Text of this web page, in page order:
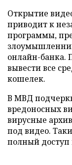
Открытие
приводит к
программы,
онлайн-банка.
вывести все
кошелек.
В МВД
вредоносных
вирусные
под видео.
полный доступ